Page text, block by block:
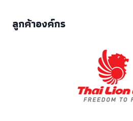
ลูกค้าองค์กร